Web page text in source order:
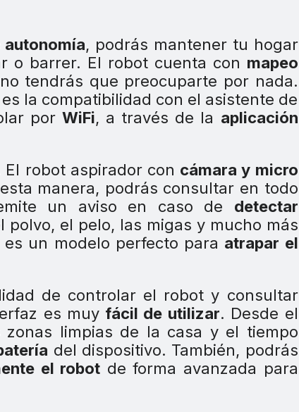
autonomía, podrás mantener tu hogar
o barrer. El robot cuenta con mapeo
tendrás que preocuparte por nada.
la compatibilidad con el asistente de
porWiFi, a través de la aplicación
robot aspirador con cámara y micro
manera, podrás consultar en todo
un aviso en caso de detectar
polvo, el pelo, las migas y mucho más
un modelo perfecto para atrapar el
de controlar el robot y consultar
es muy fácil de utilizar. Desde el
limpias de la casa y el tiempo
del dispositivo. También, podrás
el robot de forma avanzada para